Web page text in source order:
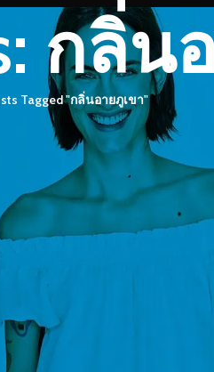
กลิ่น
Tagged "กลิ่นอายภูเขา"